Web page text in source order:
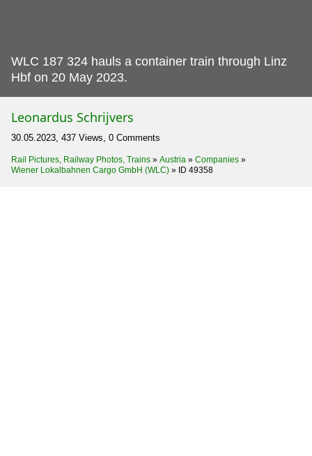
WLC 187 324 hauls a container train through Linz
Hbf on 20 May 2023.
Leonardus Schrijvers
30.05.2023, 437 Views, 0 Comments
Rail Pictures, Railway Photos, Trains » Austria » Companies »
Wiener Lokalbahnen Cargo GmbH (WLC) » ID 49358